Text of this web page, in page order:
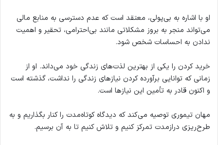
او با اشاره به بی‌پولی، معتقد است که عدم دسترسی به منابع مالی
می‌تواند منجر به بروز مشکلاتی مانند بی‌احترامی، تحقیر و اهمیت
ندادن به احساسات شخص شود.
خرید کردن را یکی از بهترین لذت‌های زندگی خود می‌داند. او از
زمانی که توانایی برآورده کردن نیازهای زندگی را نداشت، گذشته است
و اکنون قادر به تأمین این نیازها است.
مهان تیموری توصیه می‌کند که دیدگاه کوتاه‌مدت را کنار بگذاریم و به
طرح‌ریزی درازمدت تمرکز کنیم و تلاش کنیم تا به آن برسیم.